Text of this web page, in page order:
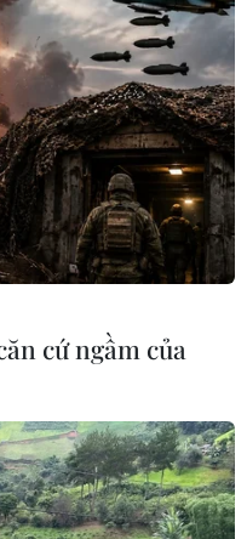
cứ ngầm của